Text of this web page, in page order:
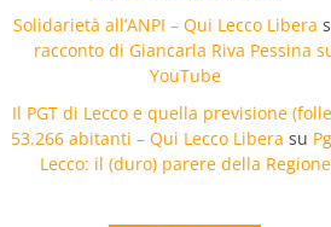
Solidarietà all’ANPI – Qui Lecco Libera
racconto di Giancarla Riva Pessina
YouTube
Il PGT di Lecco e quella previsione
53.266 abitanti – Qui Lecco Libera su
Lecco: il (duro) parere della Regione